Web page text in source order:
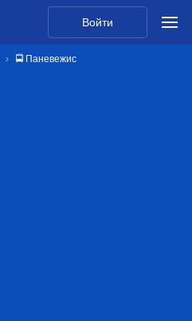
Войти
🚍 Паневежис